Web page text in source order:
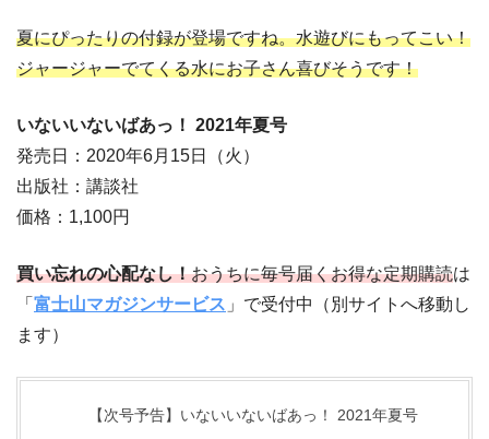
夏にぴったりの付録が登場ですね。水遊びにもってこい！
ジャージャーでてくる水にお子さん喜びそうです！
いないいないばあっ！ 2021年夏号
発売日：2020年6月15日（火）
出版社：講談社
価格：1,100円
買い忘れの心配なし！おうちに毎号届くお得な定期購読は
「 富士山マガジンサービス 」で受付中（別サイトへ移動し
ます）
【次号予告】いないいないばあっ！ 2021年夏号